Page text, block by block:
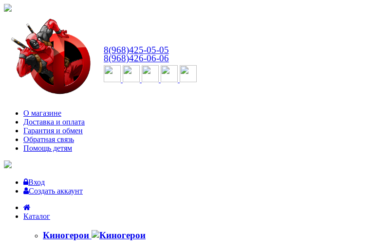
8(968)425-05-05
8(968)426-06-06
О магазине
Доставка и оплата
Гарантия и обмен
Обратная связь
Помощь детям
Вход
Создать аккаунт
Каталог
Киногерои